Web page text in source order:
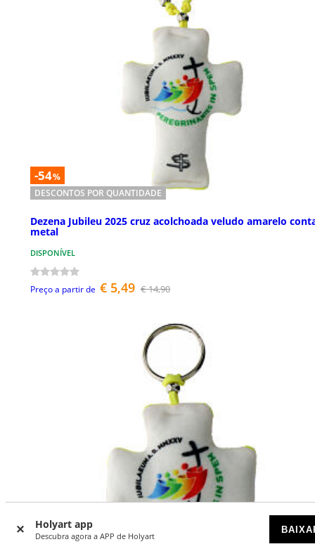
Holyart app
Descubra agora a APP de Holyart
-54%
DESCONTOS POR QUANTIDADE
Dezena Jubileu 2025 cruz acolchoada veludo amarelo
metal
DISPONÍVEL
Preço a partir de € 5,49 € 14,90